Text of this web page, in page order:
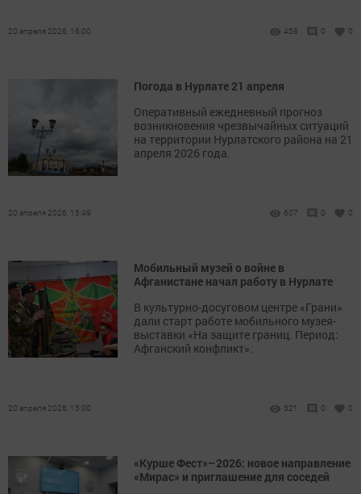
20 апреля 2026, 16:00 458 0 0
Погода в Нурлате 21 апреля
Оперативный ежедневный прогноз
возникновения чрезвычайных ситуаций
на территории Нурлатского района на 21
апреля 2026 года.
20 апреля 2026, 15:49 607 0 0
Мобильный музей о войне в
Афганистане начал работу в Нурлате
В культурно-досуговом центре «Грани»
дали старт работе мобильного музея-
выставки «На защите границ. Период:
Афганский конфликт».
20 апреля 2026, 15:00 521 0 0
«Курше Фест»–2026: новое направление
«Мирас» и приглашение для соседей